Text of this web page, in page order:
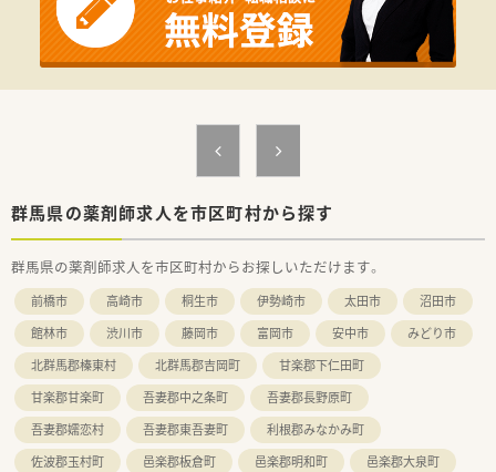
【想定されるキャリアイメージ】
■中途入社向けの研修からブロック長研修まで、段階や目的に応
じた豊富な教育プログラムが用意されています。
■薬局長からブロック長、さらには教育部長へとステップアップ
■かかりつけ患者数や専門資格の取得などの実績を正当に評価
し、能力に応じた加給手当が支給されます。
■総合科目の処方箋を応需しているため、多種多様な疾患に対す
る幅広い薬学的知識と経験を身につけることができます。
ータルにサポートできる大きなやりがいがあります。
■日々の頑張りや実践した実績が加給手当として正当に金額で
評価される仕組みがあり、高いモチベーションを維持できます。
群馬県の薬剤師求人を市区町村から探す
群馬県の薬剤師求人を市区町村からお探しいただけます。
前橋市 高崎市 桐生市 伊勢崎市 太田市
沼田市
館林市
渋川市 藤岡市 富岡市 安中市
みどり市
北群馬郡榛東村
北群馬郡吉岡町
甘楽郡下仁田町
甘楽郡甘楽町
吾妻郡中之条町
吾妻郡長野原町
吾妻郡嬬恋村
吾妻郡東吾妻町
利根郡みなかみ町
佐波郡玉村町
邑楽郡板倉町 邑楽郡明和町
邑楽郡大泉町